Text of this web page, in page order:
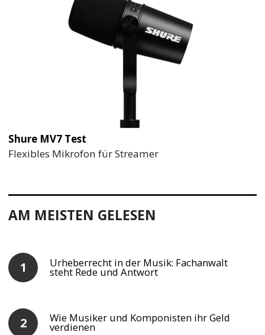
Shure MV7 Test
Flexibles Mikrofon für Streamer
AM MEISTEN GELESEN
Urheberrecht in der Musik: Fachanwalt
steht Rede und Antwort
Wie Musiker und Komponisten ihr Geld
verdienen